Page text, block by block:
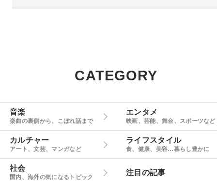
CATEGORY
音楽
楽曲の裏側から、こぼれ話まで
エンタメ
映画、芸能、舞台、スポーツなど
カルチャー
アート、文芸、マンガなど
ライフスタイル
食、健康、美容…暮らし豊かに
社会
国内、海外の気になるトピック
注目の記事